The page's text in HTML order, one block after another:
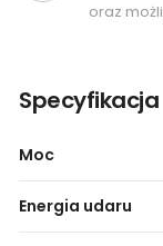
oraz
Specyfikacja
Moc
Energia udaru